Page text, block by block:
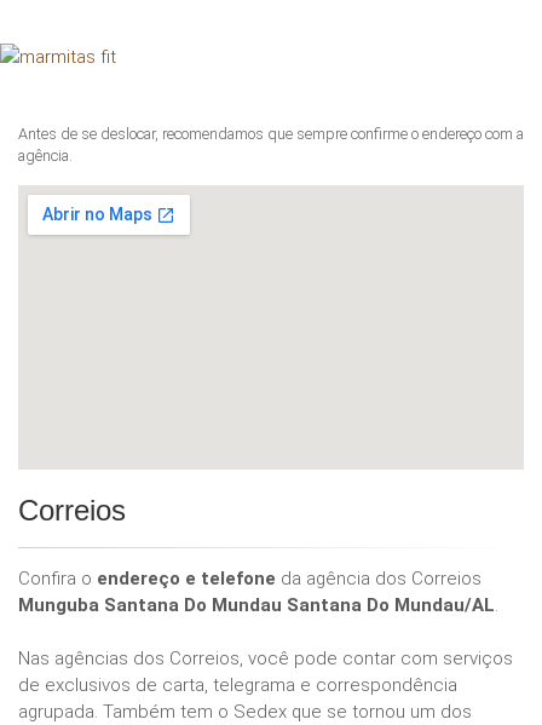
Antes de se deslocar, recomendamos que sempre confirme o endereço com a
agência.
Correios
Confira o endereço e telefone da agência dos Correios
Munguba Santana Do Mundau Santana Do Mundau/AL.
Nas agências dos Correios, você pode contar com serviços
de exclusivos de carta, telegrama e correspondência
agrupada. Também tem o Sedex que se tornou um dos